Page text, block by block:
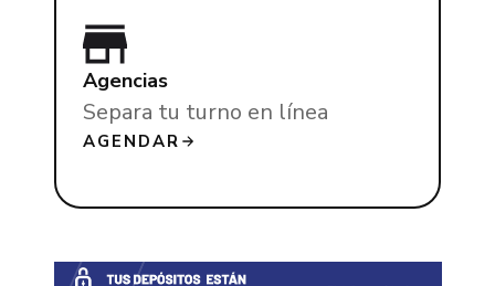
Agencias
Separa tu turno en línea
AGENDAR